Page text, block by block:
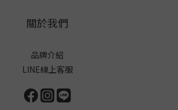
關於我們
品牌介紹
LINE線上客服